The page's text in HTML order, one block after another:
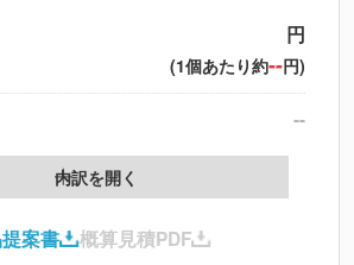
円
(1個あたり約--円)
--
・沖縄・離島 別途
内訳を開く
案書 概算見積PDF